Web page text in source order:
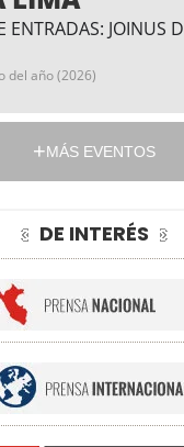
ENTRADAS: JOINUS
del año (2026)
MÁS EVENTOS
DE INTERÉS